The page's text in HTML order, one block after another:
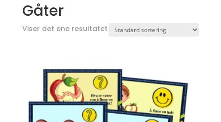
Gåter
Viser det ene resultatet